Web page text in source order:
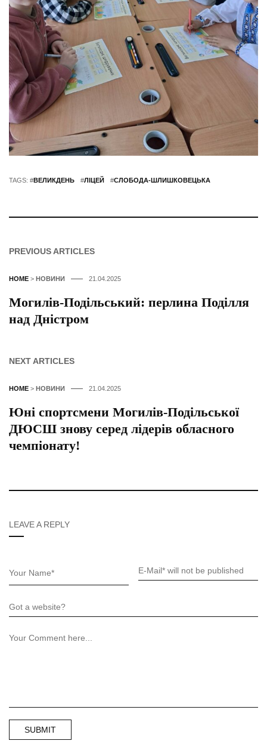
TAGS: #ВЕЛИКДЕНЬ #ЛІЦЕЙ #СЛОБОДА-ШЛИШКОВЕЦЬКА
PREVIOUS ARTICLES
HOME > НОВИНИ 21.04.2025
Могилів-Подільський: перлина Поділля
над Дністром
NEXT ARTICLES
HOME > НОВИНИ 21.04.2025
Юні спортсмени Могилів-Подільської
ДЮСШ знову серед лідерів обласного
чемпіонату!
LEAVE A REPLY